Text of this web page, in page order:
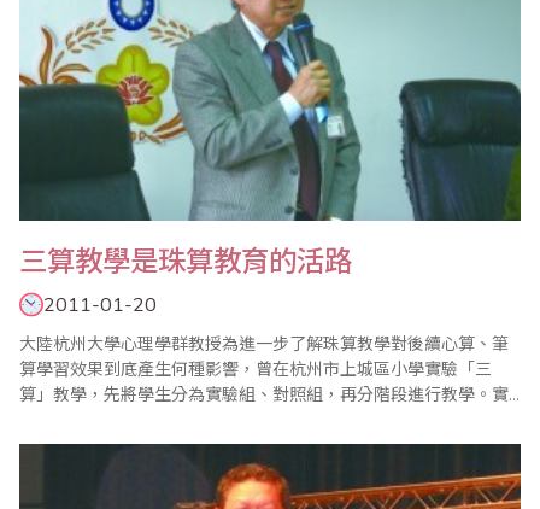
三算教學是珠算教育的活路
2011-01-20
大陸杭州大學心理學群教授為進一步了解珠算教學對後續心算、筆
算學習效果到底產生何種影響，曾在杭州市上城區小學實驗「三
算」教學，先將學生分為實驗組、對照組，再分階段進行教學。實
然後考慮進行心算、筆算的教學，惟實驗者在前測、複測中發現，
即使尚未正式指導學生學習心算、筆算，實驗組學生的心算、筆算
複測成績與前測比較，已有顯著不同。實驗者還進一步..